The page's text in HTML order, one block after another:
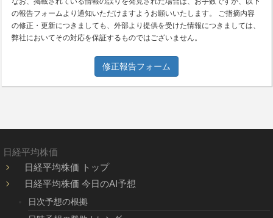
の報告フォームより通知いただけますようお願いいたします。 ご指摘内容
の修正・更新につきましても、外部より提供を受けた情報につきましては、
弊社においてその対応を保証するものではございません。
修正報告フォーム
日経平均株価
日経平均株価 トップ
日経平均株価 今日のAI予想
日次予想の根拠